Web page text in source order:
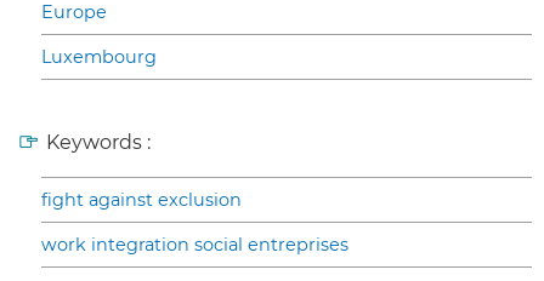
Europe
Luxembourg
Keywords :
fight against exclusion
work integration social entreprises